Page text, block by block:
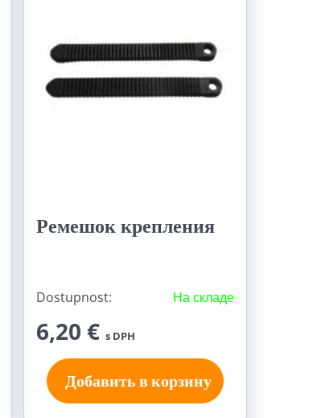
Ремешок крепления
Dostupnost: На складе
6,20 € s DPH
Добавить в корзину